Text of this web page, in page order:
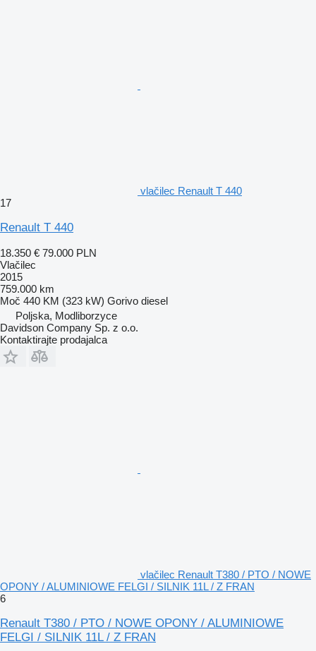
vlačilec Renault T 440
17
Renault T 440
18.350 € 79.000 PLN
Vlačilec
2015
759.000 km
Moč 440 KM (323 kW) Gorivo diesel
Poljska, Modliborzyce
Davidson Company Sp. z o.o.
Kontaktirajte prodajalca
vlačilec Renault T380 / PTO / NOWE
OPONY / ALUMINIOWE FELGI / SILNIK 11L / Z FRAN
6
Renault T380 / PTO / NOWE OPONY / ALUMINIOWE
FELGI / SILNIK 11L / Z FRAN